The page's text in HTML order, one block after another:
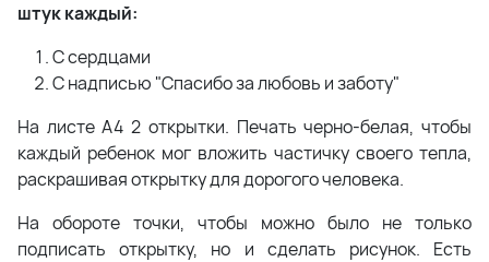
штук каждый:
С сердцами
С надписью "Спасибо за любовь и заботу"
На листе А4 2 открытки. Печать черно-белая, чтобы
каждый ребенок мог вложить частичку своего тепла,
раскрашивая открытку для дорогого человека.
На обороте точки, чтобы можно было не только
подписать открытку, но и сделать рисунок. Есть